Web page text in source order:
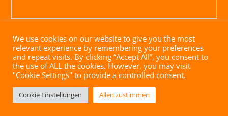
Impressum|Datenschutz|AGB| Website mit ♥ von
brandgrad° GmbH
We use cookies on our website to give you the most
relevant experience by remembering your preferences
and repeat visits. By clicking “Accept All”, you consent to
the use of ALL the cookies. However, you may visit
"Cookie Settings" to provide a controlled consent.
Cookie Einstellungen Allen zustimmen